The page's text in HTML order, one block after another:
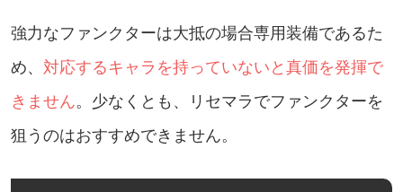
強力なファンクターは大抵の場合専用装備であるた
め、 対応するキャラを持っていないと真価を発揮で
きません。少なくとも、リセマラでファンクターを
狙うのはおすすめできません。